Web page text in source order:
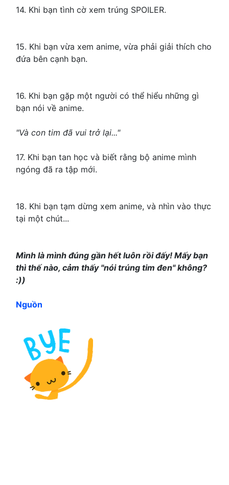
14. Khi bạn tình cờ xem trúng SPOILER.
15. Khi bạn vừa xem anime, vừa phải giải thích cho
đứa bên cạnh bạn.
16. Khi bạn gặp một người có thể hiểu những gì
bạn nói về anime.
"Và con tim đã vui trở lại..."
17. Khi bạn tan học và biết rằng bộ anime mình
ngóng đã ra tập mới.
18. Khi bạn tạm dừng xem anime, và nhìn vào thực
tại một chút...
Mình là mình đúng gần hết luôn rồi đấy! Mấy bạn
thì thế nào, cảm thấy "nói trúng tim đen" không?
:))
Nguồn